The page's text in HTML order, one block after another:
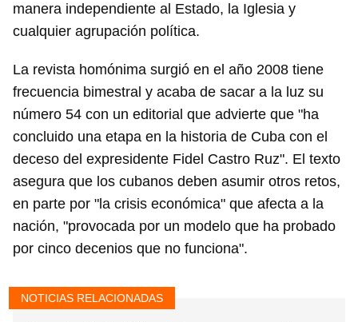
manera independiente al Estado, la Iglesia y
cualquier agrupación política.
La revista homónima surgió en el año 2008 tiene
frecuencia bimestral y acaba de sacar a la luz su
número 54 con un editorial que advierte que "ha
concluido una etapa en la historia de Cuba con el
deceso del expresidente Fidel Castro Ruz". El texto
asegura que los cubanos deben asumir otros retos,
en parte por "la crisis económica" que afecta a la
nación, "provocada por un modelo que ha probado
por cinco decenios que no funciona".
NOTICIAS RELACIONADAS